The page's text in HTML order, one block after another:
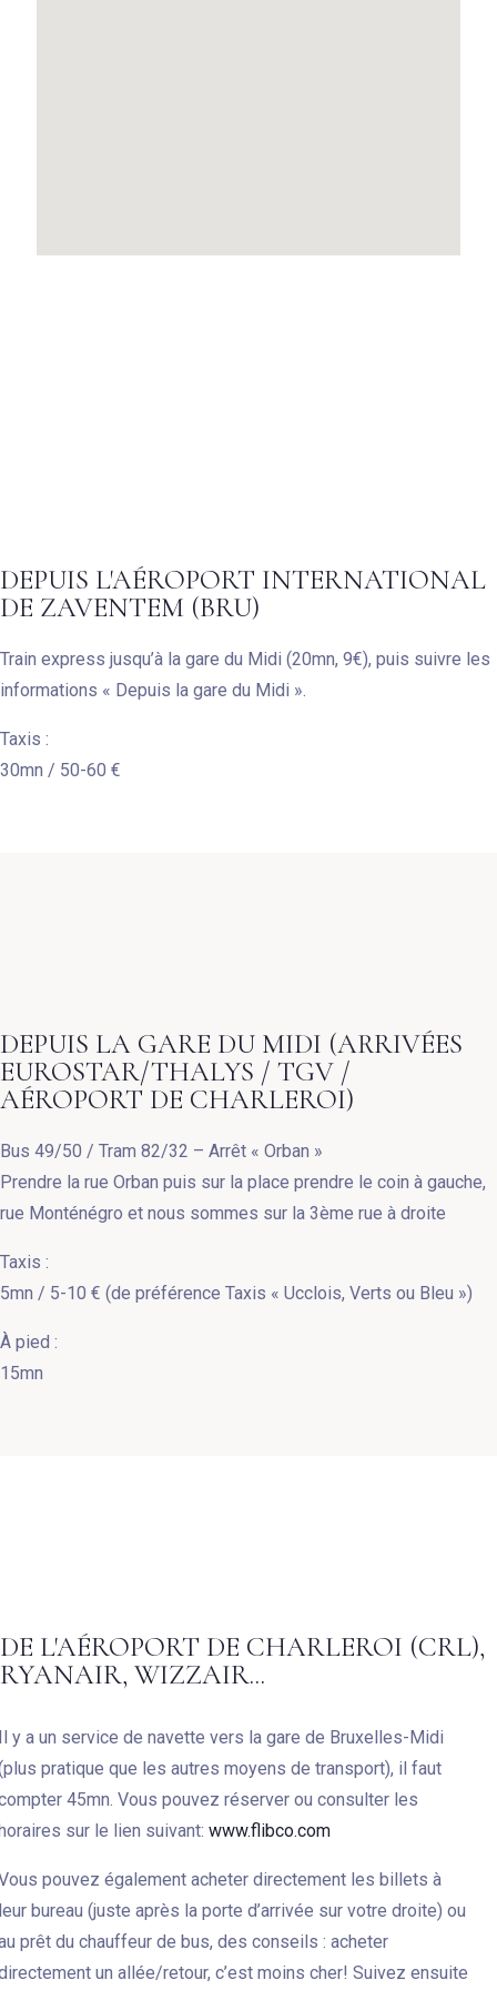
DEPUIS L'AÉROPORT INTERNATIONAL
DE ZAVENTEM (BRU)
Train express jusqu’à la gare du Midi (20mn, 9€), puis suivre les
informations « Depuis la gare du Midi ».
Taxis :
30mn / 50-60 €
DEPUIS LA GARE DU MIDI (ARRIVÉES
EUROSTAR/THALYS / TGV /
AÉROPORT DE CHARLEROI)
Bus 49/50 / Tram 82/32 – Arrêt « Orban »
Prendre la rue Orban puis sur la place prendre le coin à gauche,
rue Monténégro et nous sommes sur la 3ème rue à droite
Taxis :
5mn / 5-10 € (de préférence Taxis « Ucclois, Verts ou Bleu »)
À pied :
15mn
DE L'AÉROPORT DE CHARLEROI (CRL),
RYANAIR, WIZZAIR...
y a un service de navette vers la gare de Bruxelles-Midi
pratique que les autres moyens de transport), il faut
45mn. Vous pouvez réserver ou consulter les
sur le lien suivant: www.flibco.com
pouvez également acheter directement les billets à
bureau (juste après la porte d’arrivée sur votre droite) ou
prêt du chauffeur de bus, des conseils : acheter
un allée/retour, c’est moins cher! Suivez ensuite